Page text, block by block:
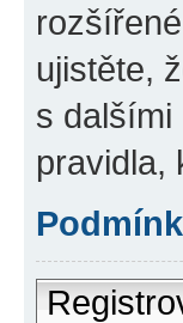
ujistěte,
s dalšími
pravidla,